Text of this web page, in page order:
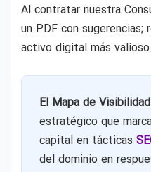
Al contratar nuestra
un PDF con sugerencias;
activo digital más valioso.
El Mapa de
estratégico que
capital en tácticas
del dominio en